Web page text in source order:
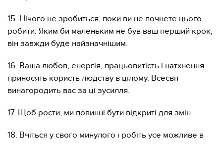
15. Нічого не зробиться, поки ви не почнете цього
робити. Яким би маленьким не був ваш перший крок,
він завжди буде найзначнішим.
16. Ваша любов, енергія, працьовитість і натхнення
приносять користь людству в цілому. Всесвіт
винагородить вас за ці зусилля.
17. Щоб рости, ми повинні бути відкриті для змін.
18. Вчіться у свого минулого і робіть усе можливе в